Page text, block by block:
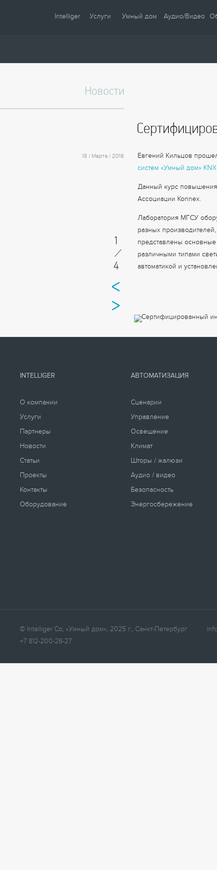
Intelliger
Партнеры
Услуги
Монтаж
Настройка
Умный дом
Управление
Климат
Аудио / Видео
Энергосбережение
Аудио/Видео
Новости
18 / Марта / 2016
Евгений Кильцов
систем «Умный дом» KNX
Данный курс
Ассоциации Konnex.
Лаборатория МГСУ
разных
представлены
различными типами
автоматикой и
1
/
4
INTELLIGER
О компании
Услуги
Партнеры
Новости
Статьи
Проекты
Контакты
Оборудование
АВТОМАТИЗАЦИЯ
Сценарии
Управление
Освещение
Климат
Шторы / жалюзи
Аудио / видео
Безопасность
Энергосбережение
© Intelliger Co, «Умный дом», 2025 г., Санкт-Петербург
+7 812-200-28-27